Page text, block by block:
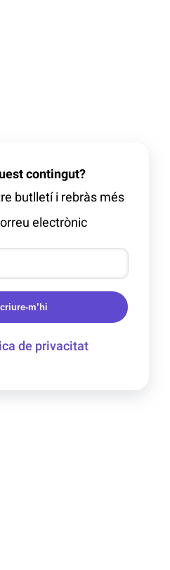
contingut?
butlletí i rebràs més
electrònic
m’hi
de privacitat